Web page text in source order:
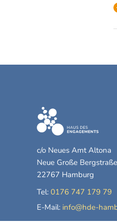
c/o Neues Amt Altona
Neue Große
22767 Hamburg
Tel: 0176 747 179 79
E-Mail: info@hde-